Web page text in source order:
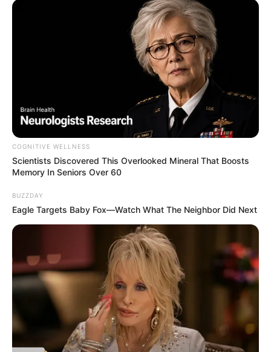
COGNITIVE WELLNESS
Scientists Discovered This Overlooked Mineral That Boosts
Memory In Seniors Over 60
BUZZDAY
Eagle Targets Baby Fox—Watch What The Neighbor Did Next